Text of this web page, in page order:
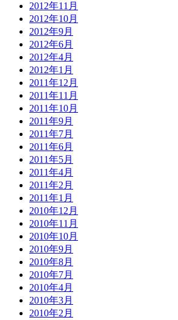
2012年11月
2012年10月
2012年9月
2012年6月
2012年4月
2012年1月
2011年12月
2011年11月
2011年10月
2011年9月
2011年7月
2011年6月
2011年5月
2011年4月
2011年2月
2011年1月
2010年12月
2010年11月
2010年10月
2010年9月
2010年8月
2010年7月
2010年4月
2010年3月
2010年2月